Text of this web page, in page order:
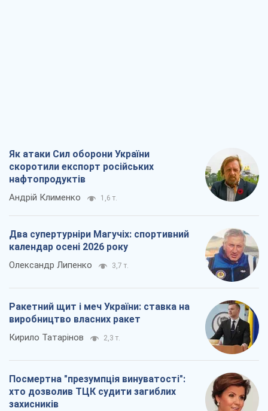
Як атаки Сил оборони України
скоротили експорт російських
нафтопродуктів
Андрій Клименко 1,6 т.
Два супертурніри Магучіх: спортивний
календар осені 2026 року
Олександр Липенко 3,7 т.
Ракетний щит і меч України: ставка на
виробництво власних ракет
Кирило Татарінов 2,3 т.
Посмертна "презумпція винуватості":
хто дозволив ТЦК судити загиблих
захисників